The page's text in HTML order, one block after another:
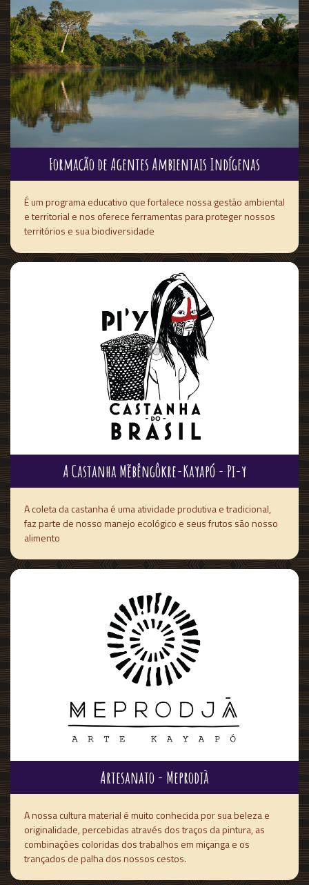
Formação de Agentes Ambientais Indígenas
É um programa educativo que fortalece nossa gestão ambiental
e territorial e nos oferece ferramentas para proteger nossos
territórios e sua biodiversidade
A Castanha Mẽbêngôkre-Kayapó - Pi-y
A coleta da castanha é uma atividade produtiva e tradicional,
faz parte de nosso manejo ecológico e seus frutos são nosso
alimento
Artesanato - Meprodjà
A nossa cultura material é muito conhecida por sua beleza e
originalidade, percebidas através dos traços da pintura, as
combinações coloridas dos trabalhos em miçanga e os
trançados de palha dos nossos cestos.